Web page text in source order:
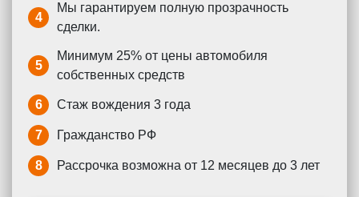
4
Мы гарантируем полную прозрачность
сделки.
5
Минимум 25% от цены автомобиля
собственных средств
6 Стаж вождения 3 года
7 Гражданство РФ
8 Рассрочка возможна от 12 месяцев до 3 лет